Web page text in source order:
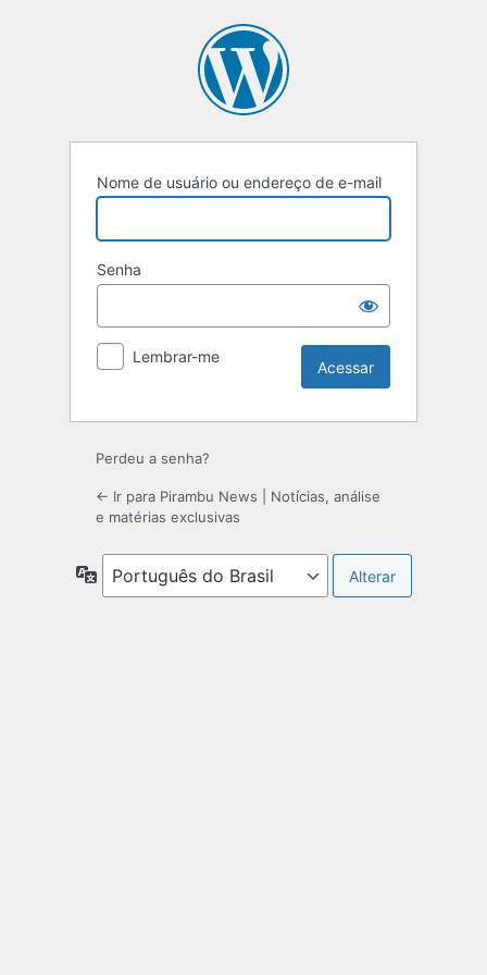
Nome de usuário ou endereço de e-mail
Senha
Lembrar-me
Perdeu a senha?
← Ir para Pirambu News | Notícias, análise
e matérias exclusivas
Idioma